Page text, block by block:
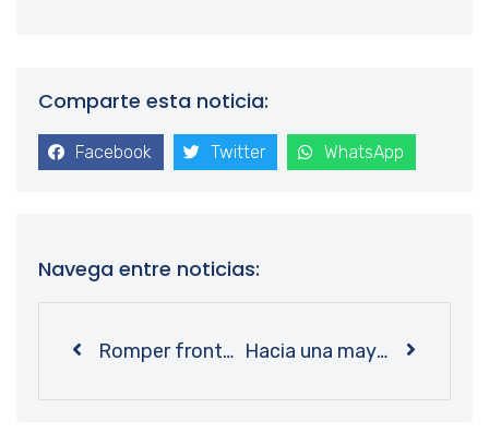
Comparte esta noticia:
Facebook Twitter WhatsApp
Navega entre noticias:
Romper fronteras entre disciplinas: matemático Eric Goles expuso en apertura de nueva colección científica de Bibliotecas UdeC Hacia una mayor comodidad: equipo multidisciplinario propone mejoras ambientales en Bibliotecas UdeC